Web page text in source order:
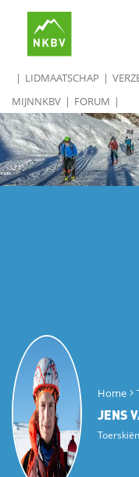
LIDMAATSCHAP
MIJNNKBV
FORUM
Home
JENS
Toerskiën